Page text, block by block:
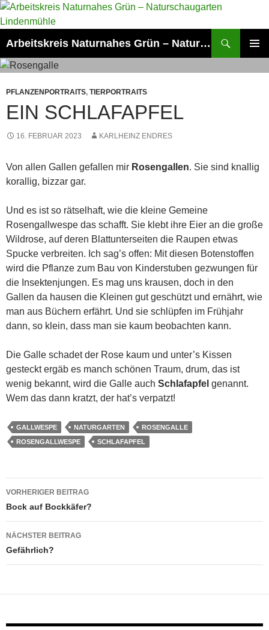
Zum
Inhalt
Arbeitskreis Naturnahes Grün – Naturschaugarten Lindenmühle
PFLANZENPORTRAITS, TIERPORTRAITS
EIN SCHLAFAPFEL
16. FEBRUAR 2023 KARLHEINZ ENDRES
Von allen Gallen gefallen mir Rosengallen. Sie sind knallig
korallig, bizzar gar.
Und es ist so rätselhaft, wie die kleine Gemeine
Rosengallwespe das schafft. Sie klebt ihre Eier an die große
Wildrose, auf deren Blattunterseiten die Raupen etwas
Spucke verbreiten. Ich sag’s offen: Mit diesen Botenstoffen
wird die Pflanze zum Bau von Kinderstuben gezwungen für
die Insektenjungen. Es mag uns krausen, doch in den
Gallen da hausen die Kleinen gut geschützt und ernährt, wie
man aus Büchern erfährt. Und sie schlüpfen im Frühjahr
dann, so klein, dass man sie kaum beobachten kann.
Die Galle schadet der Rose kaum und unter’s Kissen
gesteckt ergäb es manch schönen Traum, drum, das ist
wenig bekannt, wird die Galle auch Schlafapfel genannt.
Wem das dann kratzt, der hat’s verpatzt!
GALLWESPE NATURGARTEN
ROSENGALLE
ROSENGALLWESPE
SCHLAFAPFEL
Beitragsnavigation
VORHERIGER BEITRAG
Bock auf Bockkäfer?
NÄCHSTER BEITRAG
Gefährlich?